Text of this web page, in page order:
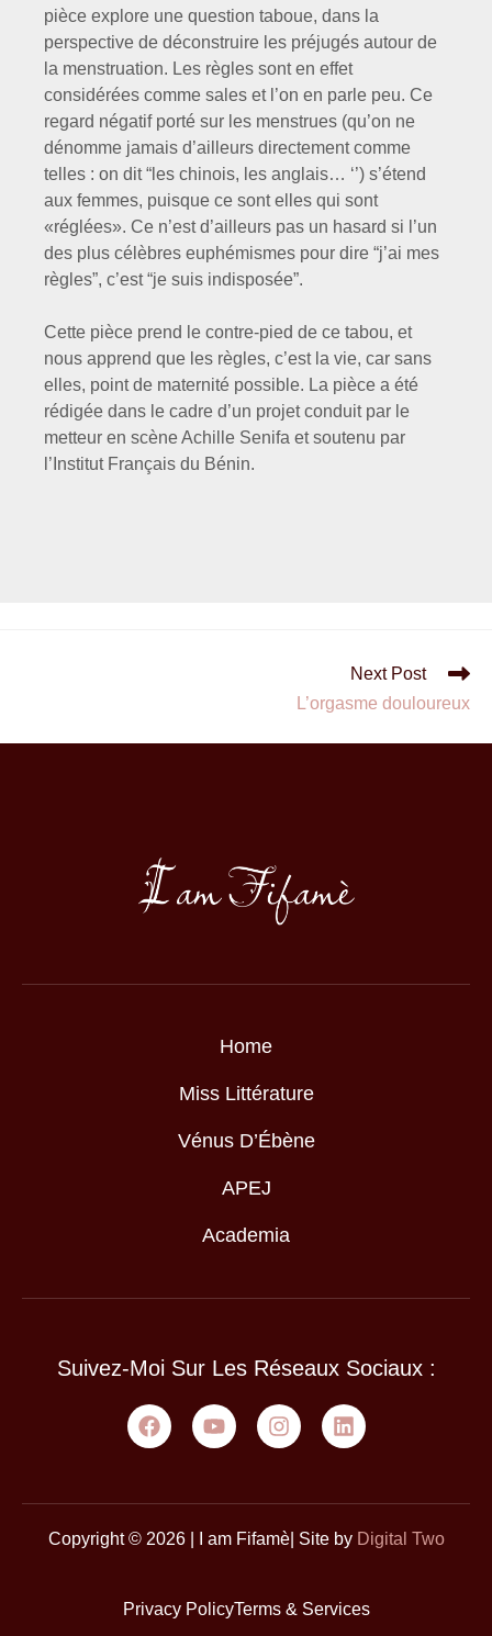
pièce explore une question taboue, dans la
perspective de déconstruire les préjugés autour de
la menstruation. Les règles sont en effet
considérées comme sales et l’on en parle peu. Ce
regard négatif porté sur les menstrues (qu’on ne
dénomme jamais d’ailleurs directement comme
telles : on dit “les chinois, les anglais… ‘’) s’étend
aux femmes, puisque ce sont elles qui sont
«réglées». Ce n’est d’ailleurs pas un hasard si l’un
des plus célèbres euphémismes pour dire “j’ai mes
règles”, c’est “je suis indisposée”.
Cette pièce prend le contre-pied de ce tabou, et
nous apprend que les règles, c’est la vie, car sans
elles, point de maternité possible. La pièce a été
rédigée dans le cadre d’un projet conduit par le
metteur en scène Achille Senifa et soutenu par
l’Institut Français du Bénin.
Next Post
L’orgasme douloureux
Home
Miss Littérature
Vénus D’Ébène
APEJ
Academia
Suivez-Moi Sur Les Réseaux Sociaux :
Copyright © 2026 | I am Fifamè| Site by Digital Two
Privacy PolicyTerms & Services